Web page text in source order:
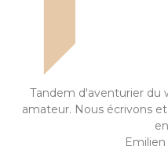
Tandem d'aventurier du
amateur. Nous écrivons